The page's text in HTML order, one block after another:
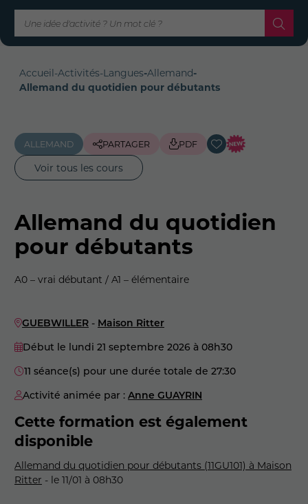
Accueil-Activités-Langues-Allemand-
Allemand du quotidien pour débutants
ALLEMAND PARTAGER PDF
Voir tous les cours
Allemand du quotidien
pour débutants
A0 – vrai débutant / A1 – élémentaire
GUEBWILLER - Maison Ritter
Début le lundi 21 septembre 2026 à 08h30
11 séance(s) pour une durée totale de 27:30
Activité animée par : Anne GUAYRIN
Cette formation est également
disponible
Allemand du quotidien pour débutants (11GU101) à Maison
Ritter - le 11/01 à 08h30